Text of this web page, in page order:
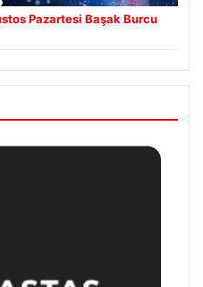
Pazartesi Başak Burcu